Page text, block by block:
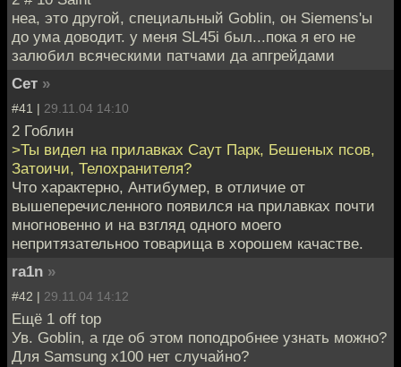
неа, это другой, специальный Goblin, он Siemens'ы
до ума доводит. у меня SL45i был...пока я его не
залюбил всяческими патчами да апгрейдами
Сет »
#41 | 29.11.04 14:10
2 Гоблин
>Ты видел на прилавках Саут Парк, Бешеных псов,
Затоичи, Телохранителя?
Что характерно, Антибумер, в отличие от
вышеперечисленного появился на прилавках почти
многновенно и на взгляд одного моего
непритязательноо товарища в хорошем качастве.
ra1n »
#42 | 29.11.04 14:12
Ещё 1 off top
Ув. Goblin, а где об этом поподробнее узнать можно?
Для Samsung x100 нет случайно?